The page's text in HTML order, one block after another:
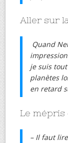
Aller sur
Quand
je suis
planètes
en retard
Le mépris
– Il faut